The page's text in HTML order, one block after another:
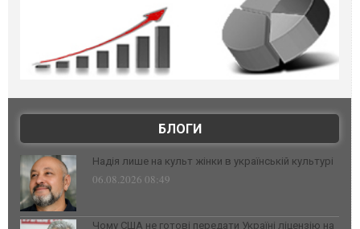
БЛОГИ
Надія лише на культ жінки в українській культурі
06.08.2026 08:49
Чому США не готові передати Україні ліцензію на